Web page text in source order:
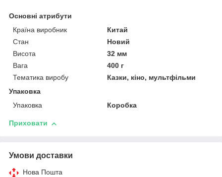
Основні атрибути
Країна виробник
Китай
Стан
Новий
Висота
32 мм
Вага
400 г
Тематика виробу
Казки, кіно, мультфільми
Упаковка
Упаковка
Коробка
Приховати
Умови доставки
Нова Пошта